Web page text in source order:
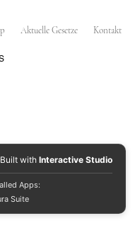
Aktuelle Gesetze Kontakt
Built with Interactive Studio
Apps:
Suite